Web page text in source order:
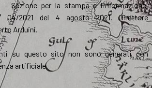
- Sezione per la stampa e l’informazione,
04/2021 del 4 agosto 2021. Direttore
Arduini.
su questo sito non sono generati con
artificiale.